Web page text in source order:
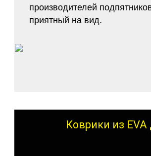
производителей
приятный на вид.
Коврики из